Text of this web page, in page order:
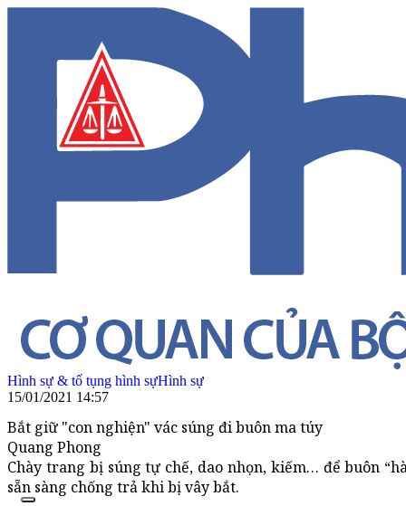
Hình sự & tố tụng hình sựHình sự
15/01/2021 14:57
Bắt giữ "con nghiện" vác súng đi buôn ma túy
Quang Phong
Chày trang bị súng tự chế, dao nhọn, kiếm… để buôn
sẵn sàng chống trả khi bị vây bắt.